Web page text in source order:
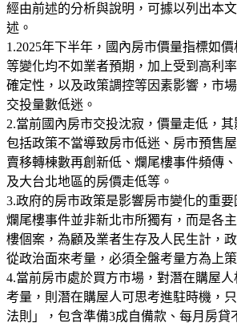
經由前述的分析與說明，可據以列出本
述。
1.2025年下半年，國內房市價量指標如
等變化均不如業者預期，加上受到高利
確定性，以及政策調控等因素影響，市
交投量數低迷。
2.當前國內房市交投沈寂，價量走低，
包括政策不當導致房市低迷、房市預售
賣移轉棟數再創新低、爛尾樓事件頻傳
及大台北地區的房價走低等。
3.政府的房市政策是影響房市變化的重
爛尾樓事件並非新北市所獨有，而是各
樓個案，為顧及業者生存及人民生計，
從政治面來考量，必須全盤考量方為上策
4.當前房市處於買方市場，對潛在購屋
考量，則潛在購屋人可思考進駐時機，
法則」，包含準備3成自備款、每月房貸